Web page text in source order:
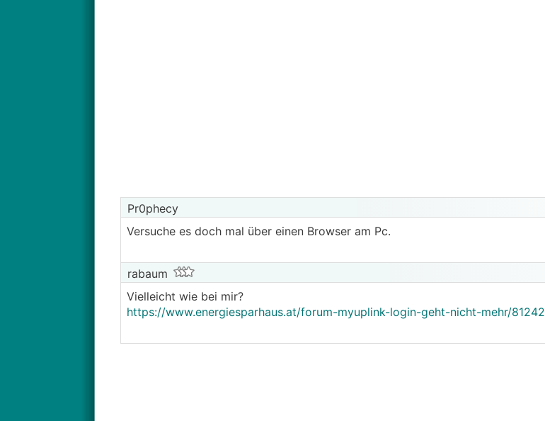
Pr0phecy
Versuche es doch mal über einen Browser am Pc.
rabaum
Vielleicht wie bei mir?
https://www.energiesparhaus.at/forum-myuplink-login-geht-nicht-mehr/81242